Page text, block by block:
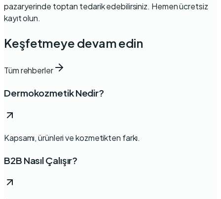
pazaryerinde toptan tedarik edebilirsiniz. Hemen ücretsiz
kayıt olun.
Keşfetmeye devam edin
Tüm rehberler
Dermokozmetik Nedir?
Kapsamı, ürünleri ve kozmetikten farkı.
B2B Nasıl Çalışır?